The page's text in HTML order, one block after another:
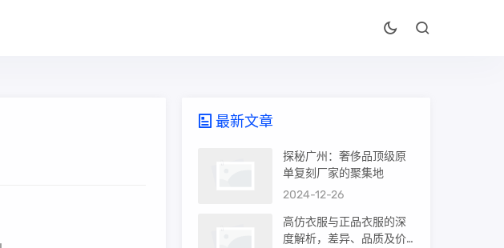
最新文章
探秘广州：奢侈品顶级原
单复刻厂家的聚集地
2024-12-26
高仿衣服与正品衣服的深
度解析，差异、品质及价